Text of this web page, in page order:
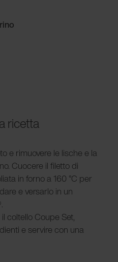
ricetta
e rimuovere le lische e la
Cuocere il filetto di
in forno a 160 °C per
e versarlo in un
coltello Coupe Set,
e servire con una